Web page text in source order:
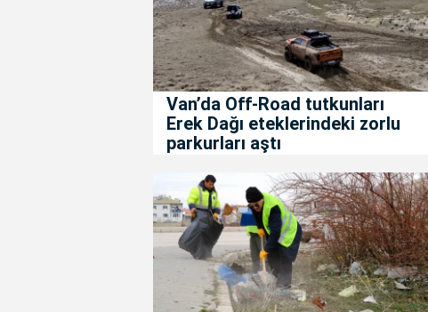
Van’da Off-Road tutkunları
Erek Dağı eteklerindeki zorlu
parkurları aştı